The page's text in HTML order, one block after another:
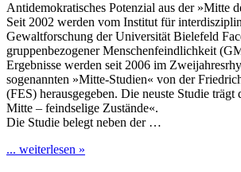
Antidemokratisches Potenzial aus der »Mitte
Seit 2002 werden vom Institut für
Gewaltforschung der Universität Bielefeld
gruppenbezogener Menschenfeindlichkeit
Ergebnisse werden seit 2006 im
sogenannten »Mitte-Studien« von der
(FES) herausgegeben. Die neuste Studie trägt
Mitte – feindselige Zustände«.
Die Studie belegt neben der …
... weiterlesen »